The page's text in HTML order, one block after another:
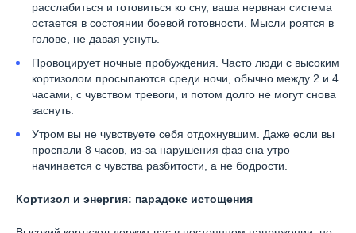
расслабиться и готовиться ко сну, ваша нервная система
остается в состоянии боевой готовности. Мысли роятся в
голове, не давая уснуть.
Провоцирует ночные пробуждения. Часто люди с высоким
кортизолом просыпаются среди ночи, обычно между 2 и 4
часами, с чувством тревоги, и потом долго не могут снова
заснуть.
Утром вы не чувствуете себя отдохнувшим. Даже если вы
проспали 8 часов, из-за нарушения фаз сна утро
начинается с чувства разбитости, а не бодрости.
Кортизол и энергия: парадокс истощения